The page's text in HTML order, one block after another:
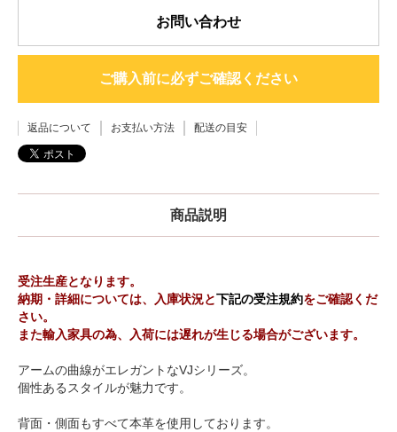
お問い合わせ
ご購入前に必ずご確認ください
返品について お支払い方法 配送の目安
商品説明
受注生産となります。
納期・詳細については、入庫状況と下記の受注規約をご確認くだ
さい。
また輸入家具の為、入荷には遅れが生じる場合がございます。
アームの曲線がエレガントなVJシリーズ。
個性あるスタイルが魅力です。
背面・側面もすべて本革を使用しております。